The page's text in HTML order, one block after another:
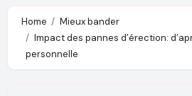
Home
Mieux bander
Impact des pannes d’érection:
personnelle